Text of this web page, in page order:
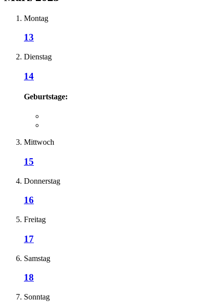
Montag
13
Dienstag
14
Geburtstage:
Mittwoch
15
Donnerstag
16
Freitag
17
Samstag
18
Sonntag